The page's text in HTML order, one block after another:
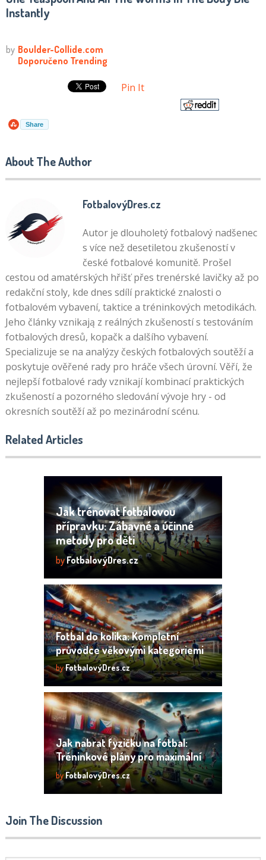
Instantly
Pin It
Share
About The Author
FotbalovýDres.cz
Autor je dlouholetý fotbalový nadšenec
s více než desetiletou zkušeností v
české fotbalové komunitě. Prošel
cestou od amatérských hřišť přes trenérské lavičky až po
redakční stoly, kde dnes sdílí praktické znalosti o
fotbalovém vybavení, taktice a tréninkových metodikách.
Jeho články vznikają z reálných zkušeností s testováním
fotbalových dresů, kopačk a dalšího vybavení.
Specializuje se na analýzy českých fotbalových soutěží a
poskytuje ověřené rady pro hráče všech úrovní. Věří, že
nejlepší fotbalové rady vznikají kombinací praktických
zkušeností a pozorného sledování vývoje hry - od
okresních soutěží až po mezinárodní scénu.
Related Articles
Jak trénovat fotbalovou
přípravku: Zábavné a účinné
metody pro děti
byFotbalovýDres.cz
Fotbal do kolika: Kompletní
průvodce věkovými kategoriemi
byFotbalovýDres.cz
Jak nabrat fyzičku na fotbal:
Tréninkové plány pro maximální
výkon
byFotbalovýDres.cz
Join The Discussion